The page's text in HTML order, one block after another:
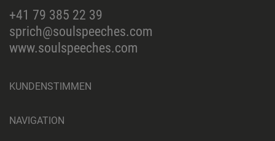
+41 79 385 22 39
sprich@soulspeeches.com
www.soulspeeches.com
KUNDENSTIMMEN
NAVIGATION